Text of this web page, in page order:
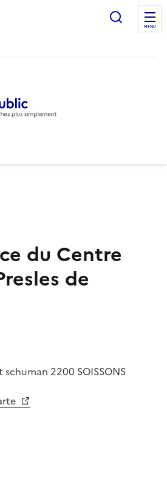
Ouvrir
MENU
du Centre
de
schuman 2200 SOISSONS